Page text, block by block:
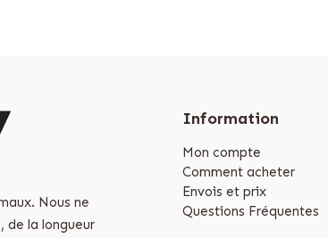
Nous ne
de la longueur
Information
Mon compte
Comment acheter
Envois et prix
Questions Fréquentes